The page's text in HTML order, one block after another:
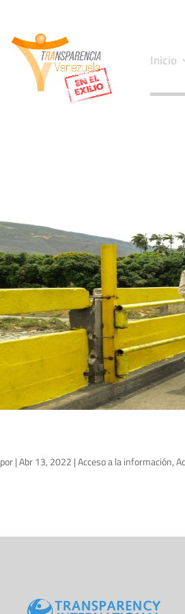
Inicio
por|Abr 13, 2022 |Acceso a la información,